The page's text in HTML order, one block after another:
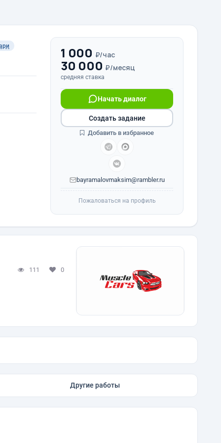
1 000 ₽/час
30 000 ₽/месяц
средняя ставка
Начать диалог
bayramalovmaksim@rambler.ru
Создать задание
Добавить в избранное
Пожаловаться на профиль
111 0
Другие работы